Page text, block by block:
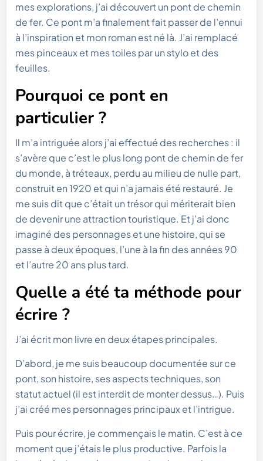
mes explorations, j’ai découvert un pont de chemin
de fer. Ce pont m’a finalement fait passer de l’ennui
à l’inspiration et mon roman est né là. J’ai remplacé
mes pinceaux et mes toiles par un stylo et des
feuilles.
Pourquoi ce pont en
particulier ?
Il m’a intriguée alors j’ai effectué des recherches : il
s’avère que c’est le plus long pont de chemin de fer
du monde, à tréteaux, perdu au milieu de nulle part,
construit en 1920 et qui n’a jamais été restauré. Je
me suis dit que c’était un trésor qui mériterait bien
de devenir une attraction touristique. Et j’ai donc
imaginé des personnages et une histoire, qui se
passe à deux époques, l’une à la fin des années 90
et l’autre 20 ans plus tard.
Quelle a été ta méthode pour
écrire ?
J’ai écrit mon livre en deux étapes principales.
D’abord, je me suis beaucoup documentée sur ce
pont, son histoire, ses aspects techniques, son
statut actuel (il est interdit de monter dessus…). Puis
j’ai créé mes personnages principaux et l’intrigue.
Puis pour écrire, je commençais le matin. C’est à ce
moment que j’étais le plus productive. Parfois la